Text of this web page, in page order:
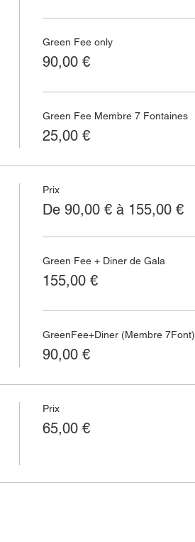
Green Fee only
90,00 €
Green Fee Membre 7 Fontaines
25,00 €
Prix
De 90,00 € à 155,00 €
Green Fee + Diner de Gala
155,00 €
GreenFee+Diner (Membre 7Font)
90,00 €
Prix
65,00 €